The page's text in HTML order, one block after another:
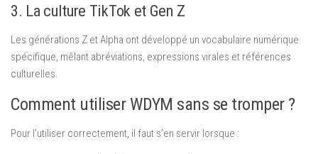
3. La culture TikTok et Gen Z
Les générations Z et Alpha ont développé un vocabulaire numérique
spécifique, mêlant abréviations, expressions virales et références
culturelles.
Comment utiliser WDYM sans se tromper ?
Pour l’utiliser correctement, il faut s’en servir lorsque :